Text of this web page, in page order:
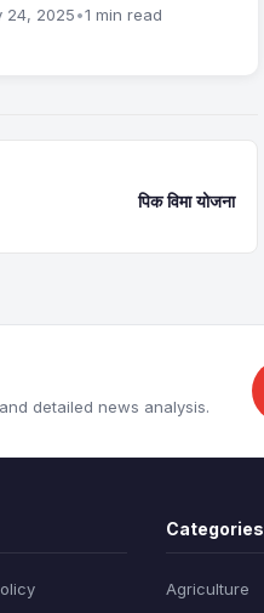
24, 2025•1 min read
पिक विमा योजना
detailed news analysis.
Categories
Agriculture